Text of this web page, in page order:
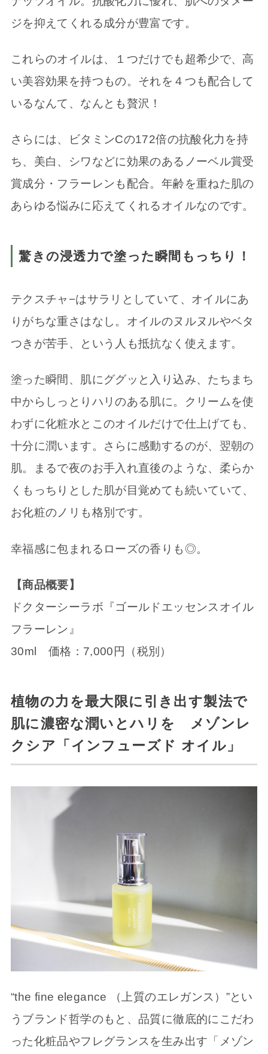
ジを抑えてくれる成分が豊富です。
これらのオイルは、１つだけでも超希少で、高
い美容効果を持つもの。それを４つも配合して
いるなんて、なんとも贅沢！
さらには、ビタミンCの172倍の抗酸化力を持
ち、美白、シワなどに効果のあるノーベル賞受
賞成分・フラーレンも配合。年齢を重ねた肌の
あらゆる悩みに応えてくれるオイルなのです。
驚きの浸透力で塗った瞬間もっちり！
テクスチャ−はサラリとしていて、オイルにあ
りがちな重さはなし。オイルのヌルヌルやベタ
つきが苦手、という人も抵抗なく使えます。
塗った瞬間、肌にググッと入り込み、たちまち
中からしっとりハリのある肌に。クリームを使
わずに化粧水とこのオイルだけで仕上げても、
十分に潤います。さらに感動するのが、翌朝の
肌。まるで夜のお手入れ直後のような、柔らか
くもっちりとした肌が目覚めても続いていて、
お化粧のノリも格別です。
幸福感に包まれるローズの香りも◎。
【商品概要】
ドクターシーラボ『ゴールドエッセンスオイル
フラーレン』
30ml 価格：7,000円（税別）
植物の力を最大限に引き出す製法で
肌に濃密な潤いとハリを メゾンレ
クシア「インフューズド オイル」
“the fine elegance （上質のエレガンス）”とい
うブランド哲学のもと、品質に徹底的にこだわ
った化粧品やフレグランスを生み出す「メゾン